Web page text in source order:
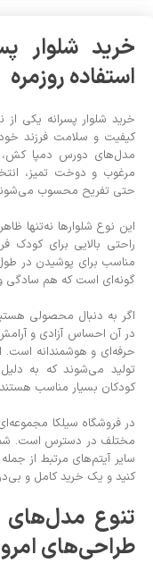
خرید شلوار
استفاده روزمره
خرید شلوار پسرانه یکی
کیفیت و سلامت فرزند
مدل‌های دورس دمپا کش،
مرغوب و دوخت تمیز،
حتی تفریح محسوب
این نوع شلوارها نه‌تنها
راحتی بالایی برای کودک
مناسب برای پوشیدن در
گونه‌ای است که هم سادگی
اگر به دنبال محصولی
در آن احساس آزادی و
حرفه‌ای و هوشمندانه
تولید می‌شوند که به
کودکان بسیار مناسب
در فروشگاه سیلکا
مختلف در دسترس است. شما
سایر آیتم‌های مرتبط از
کنید و یک خرید کامل و
تنوع مدل‌های
طراحی‌های